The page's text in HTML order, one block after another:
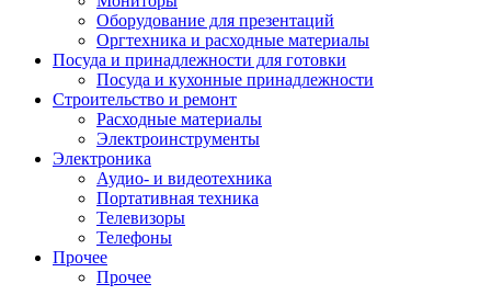
Оборудование для презентаций
Оргтехника и расходные материалы
Посуда и принадлежности для готовки
Посуда и кухонные принадлежности
Строительство и ремонт
Расходные материалы
Электроинструменты
Электроника
Аудио- и видеотехника
Портативная техника
Телевизоры
Телефоны
Прочее
Прочее